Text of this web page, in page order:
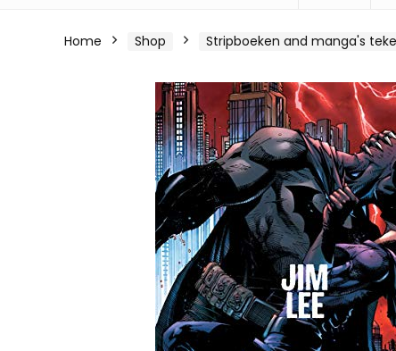
Home Shop Stripboeken and manga's